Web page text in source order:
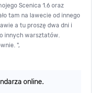
Scenica 1.6 oraz
tam na lawecie od innego
a tu proszę dwa dni i
innych warsztatów.
",
online.